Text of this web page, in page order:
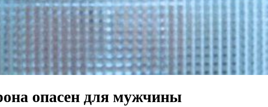
опасен для мужчины